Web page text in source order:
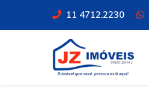
11 4712.2230